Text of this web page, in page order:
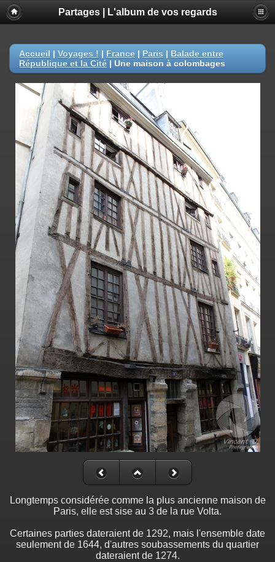
Partages | L'album de vos regards
Accueil | Voyages ! | France | Paris | Balade entre
République et la Cité | Une maison à colombages
Longtemps considérée comme la plus ancienne maison de
Paris, elle est sise au 3 de la rue Volta.
Certaines parties dateraient de 1292, mais l'ensemble date
seulement de 1644, d'autres soubassements du quartier
dateraient de 1274.